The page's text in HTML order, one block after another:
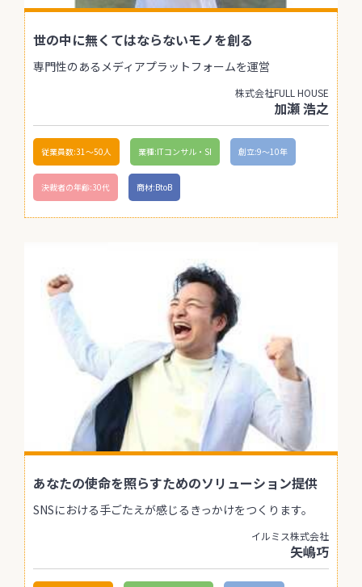
世の中に無くてはならないモノを創る
専門性のあるメディアプラットフォームを運営
株式会社FULL HOUSE
加瀬 浩之
従業員数:31〜50人 業種:ITコンサル・SI 創立:9〜10年
決裁者の年齢:30代 商材:BtoB
あなたの使命を照らすためのソリューション提供
SNSにおける手ごたえが感じるきっかけをつくります。
イルミス株式会社
矢嶋巧